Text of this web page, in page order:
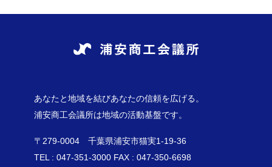
あなたと地域を結びあなたの信頼を広げる。
浦安商工会議所は地域の活動基盤です。
〒279-0004 千葉県浦安市猫実1-19-36
TEL : 047-351-3000 FAX : 047-350-6698